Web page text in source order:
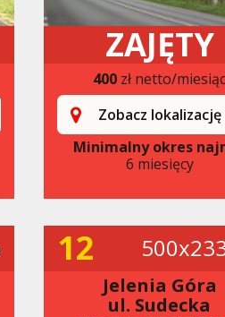
ZAJĘTY
400 zł netto/miesiąc
Zobacz lokalizację
Minimalny okres
6 miesięcy
12
Jelenia Góra
ul. Sudecka